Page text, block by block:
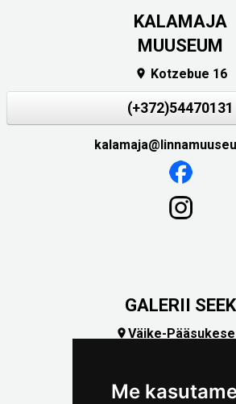
Me
KALAMAJA
MUUSEUM
 Kotzebue 16
(+372)54470131
GALERII SEEK
Väike-